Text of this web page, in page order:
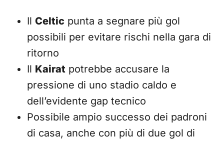
Il Celtic punta a segnare più gol
possibili per evitare rischi nella gara di
ritorno
Il Kairat potrebbe accusare la
pressione di uno stadio caldo e
dell’evidente gap tecnico
Possibile ampio successo dei padroni
di casa, anche con più di due gol di